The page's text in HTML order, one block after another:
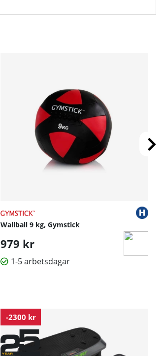
Wallball 9 kg, Gymstick
979 kr
1-5 arbetsdagar
-2300 kr